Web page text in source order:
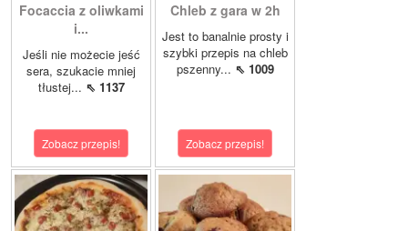
Focaccia z oliwkami
i...
Jeśli nie możecie jeść
sera, szukacie mniej
tłustej... ⇖ 1137
Zobacz przepis!
Chleb z gara w 2h
Jest to banalnie prosty i
szybki przepis na chleb
pszenny... ⇖ 1009
Zobacz przepis!